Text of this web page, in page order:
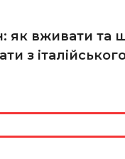
як вживати та
з